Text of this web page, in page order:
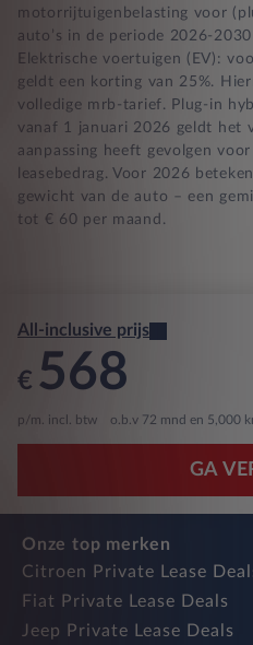
motorrijtuigenbelasting voor
auto’s in de periode 2026-
Elektrische voertuigen (EV):
geldt een korting van 25%.
volledige mrb-tarief. Plug-in
vanaf 1 januari 2026 geldt het
aanpassing heeft gevolgen
leasebedrag. Voor 2026
gewicht van de auto – een
tot € 60 per maand.
All-inclusive prijs
€ 568
p/m. incl. btw o.b.v 72 mnd en 5,000
GA
Onze top merken
Citroen Private Lease
Fiat Private Lease Deals
Jeep Private Lease Deals